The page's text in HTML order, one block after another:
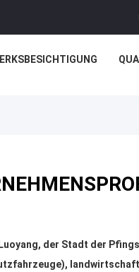
der Stadt der